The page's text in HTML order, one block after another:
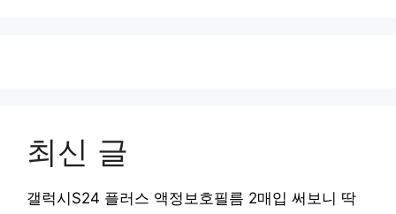
최신 글
갤럭시S24 플러스 액정보호필름 2매입 써보니 딱